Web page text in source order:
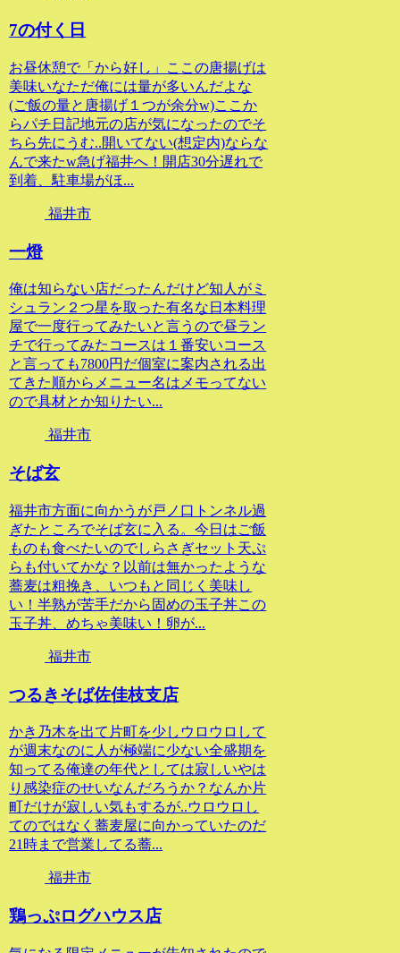
7の付く日
お昼休憩で「から好し」ここの唐揚げは
美味いなただ俺には量が多いんだよな
(ご飯の量と唐揚げ１つが余分w)ここか
らパチ日記地元の店が気になったのでそ
ちら先にうむ..開いてない(想定内)ならな
んで来たw急げ福井へ！開店30分遅れで
到着、駐車場がほ...
福井市
一燈
俺は知らない店だったんだけど知人がミ
シュラン２つ星を取った有名な日本料理
屋で一度行ってみたいと言うので昼ラン
チで行ってみたコースは１番安いコース
と言っても7800円だ個室に案内される出
てきた順からメニュー名はメモってない
ので具材とか知りたい...
福井市
そば玄
福井市方面に向かうが戸ノ口トンネル過
ぎたところでそば玄に入る。今日はご飯
ものも食べたいのでしらさぎセット天ぷ
らも付いてかな？以前は無かったような
蕎麦は粗挽き、いつもと同じく美味し
い！半熟が苦手だから固めの玉子丼この
玉子丼、めちゃ美味い！卵が...
福井市
つるきそば佐佳枝支店
かき乃木を出て片町を少しウロウロして
が週末なのに人が極端に少ない全盛期を
知ってる俺達の年代としては寂しいやは
り感染症のせいなんだろうか？なんか片
町だけが寂しい気もするが..ウロウロし
てのではなく蕎麦屋に向かっていたのだ
21時まで営業してる蕎...
福井市
鶏っぷログハウス店